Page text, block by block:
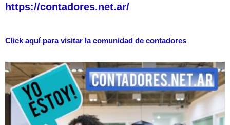
https://contadores.net.ar/
Click aquí para visitar la comunidad de contadores